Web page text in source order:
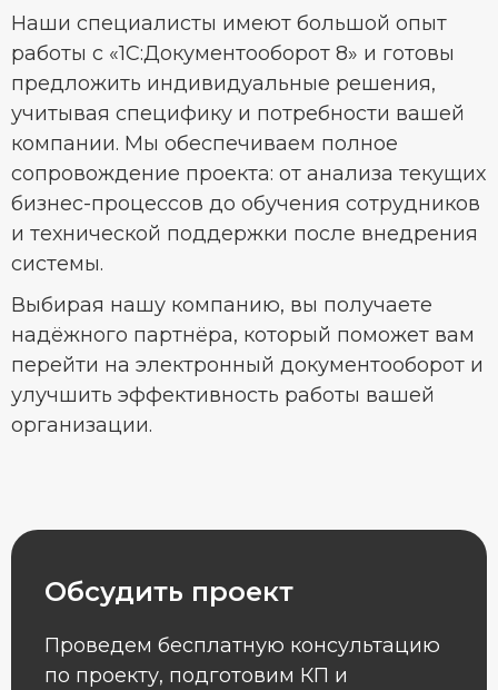
Наши специалисты имеют большой опыт
работы с «1С:Документооборот 8» и готовы
предложить индивидуальные решения,
учитывая специфику и потребности вашей
компании. Мы обеспечиваем полное
сопровождение проекта: от анализа текущих
бизнес-процессов до обучения сотрудников
и технической поддержки после внедрения
системы.
Выбирая нашу компанию, вы получаете
надёжного партнёра, который поможет вам
перейти на электронный документооборот и
улучшить эффективность работы вашей
организации.
Обсудить проект
Проведем бесплатную консультацию
по проекту, подготовим КП и